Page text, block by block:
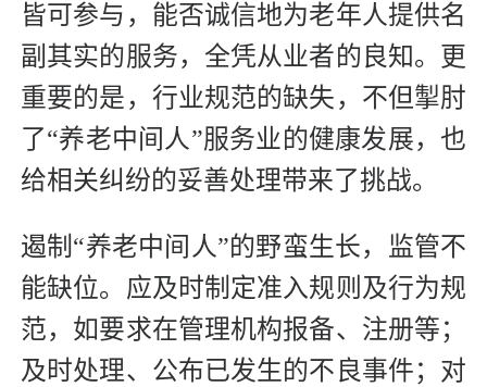
皆可参与，能否诚信地为老年人提供名
副其实的服务，全凭从业者的良知。更
重要的是，行业规范的缺失，不但掣肘
了“养老中间人”服务业的健康发展，也
给相关纠纷的妥善处理带来了挑战。
遏制“养老中间人”的野蛮生长，监管不
能缺位。应及时制定准入规则及行为规
范，如要求在管理机构报备、注册等；
及时处理、公布已发生的不良事件；对